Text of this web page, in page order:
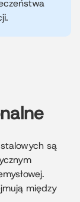
są
między